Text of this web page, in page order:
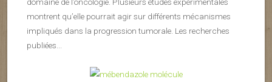
domaine de l’oncologie. Plusieurs études expérimentales
montrent qu’elle pourrait agir sur différents mécanismes
impliqués dans la progression tumorale. Les recherches
publiées...